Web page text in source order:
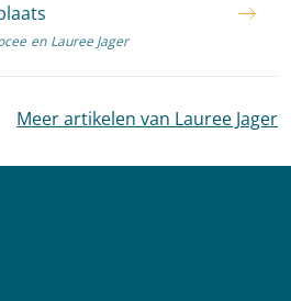
en Lauree Jager
Meer artikelen van Lauree Jager